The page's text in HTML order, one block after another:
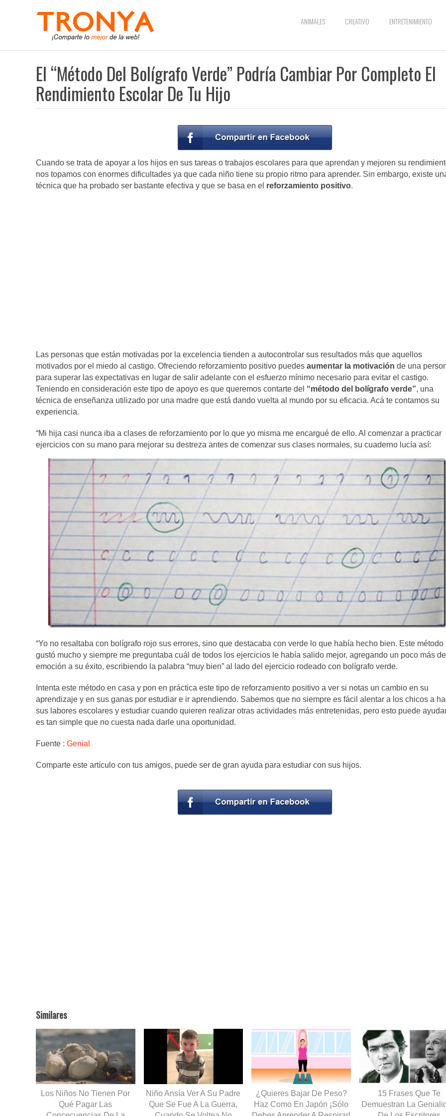
ANIMALES CREATIVO ENTRETENIMIENTO
El “Método Del Bolígrafo Verde” Podría Cambiar Por Completo El
Rendimiento Escolar De Tu Hijo
Cuando se trata de apoyar a los hijos en sus tareas o trabajos escolares para que aprendan y mejoren su
nos topamos con enormes dificultades ya que cada niño tiene su propio ritmo para aprender. Sin embargo, existe
técnica que ha probado ser bastante efectiva y que se basa en el reforzamiento positivo.
Las personas que están motivadas por la excelencia tienden a autocontrolar sus resultados más que aquellos
motivados por el miedo al castigo. Ofreciendo reforzamiento positivo puedes aumentar la motivación de una
para superar las expectativas en lugar de salir adelante con el esfuerzo mínimo necesario para evitar el castigo.
Teniendo en consideración este tipo de apoyo es que queremos contarte del “método del bolígrafo verde”, una
técnica de enseñanza utilizado por una madre que está dando vuelta al mundo por su eficacia. Acá te contamos su
experiencia.
“Mi hija casi nunca iba a clases de reforzamiento por lo que yo misma me encargué de ello. Al comenzar a practicar
ejercicios con su mano para mejorar su destreza antes de comenzar sus clases normales, su cuaderno lucía así:
“Yo no resaltaba con bolígrafo rojo sus errores, sino que destacaba con verde lo que había hecho bien. Este método
gustó mucho y siempre me preguntaba cuál de todos los ejercicios le había salido mejor, agregando un poco más de
emoción a su éxito, escribiendo la palabra “muy bien” al lado del ejercicio rodeado con bolígrafo verde.
Intenta este método en casa y pon en práctica este tipo de reforzamiento positivo a ver si notas un cambio en su
aprendizaje y en sus ganas por estudiar e ir aprendiendo. Sabemos que no siempre es fácil alentar a los chicos a
sus labores escolares y estudiar cuando quieren realizar otras actividades más entretenidas, pero esto puede
es tan simple que no cuesta nada darle una oportunidad.
Fuente : Genial
Comparte este artículo con tus amigos, puede ser de gran ayuda para estudiar con sus hijos.
Similares
Los Niños No Tienen Por
Qué Pagar Las
Niño Ansía Ver A Su Padre
Que Se Fue A La Guerra,
¿Quieres Bajar De Peso?
Haz Como En Japón ¡Sólo
15 Frases Que Te
Demuestran La